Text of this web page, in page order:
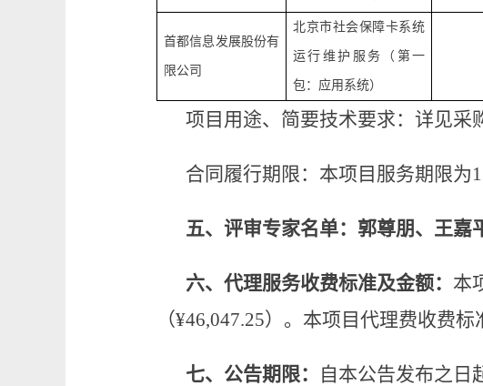
首都信息发展股份有
限公司
北京市社会保障卡系统
运行维护服务（第一
包：应用系统）
项目用途、简要技术要求：详见采
合同履行期限：本项目服务期限为
五、评审专家名单：郭尊朋、王
六、代理服务收费标准及金额： 本
（¥46,047.25）。本项目代理费收费标
七、公告期限： 自本公告发布之日